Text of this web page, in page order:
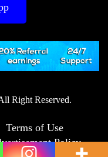
Right Reserved.
Terms of Use
Policy